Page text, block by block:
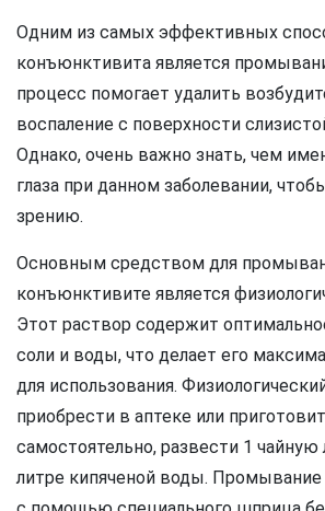
Одним из самых эффективных
конъюнктивита является
процесс помогает удалить
воспаление с поверхности
Однако, очень важно знать, чем
глаза при данном заболевании,
зрению.
Основным средством для
конъюнктивите является
Этот раствор содержит
соли и воды, что делает его
для использования.
приобрести в аптеке или
самостоятельно, развести 1 чайную
литре кипяченой воды. Промывание